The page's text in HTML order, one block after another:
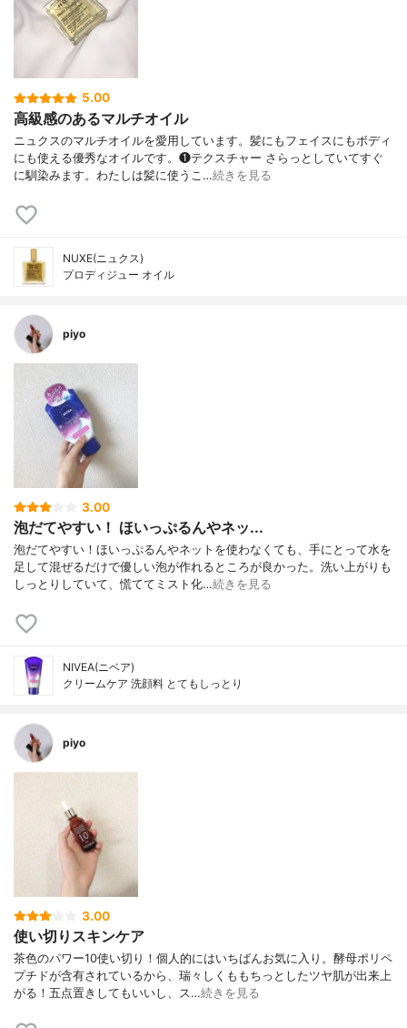
5.00
高級感のあるマルチオイル
ニュクスのマルチオイルを愛用しています。髪にもフェイスにもボディ
にも使える優秀なオイルです。❶テクスチャー さらっとしていてすぐ
に馴染みます。わたしは髪に使うこ…続きを見る
NUXE(ニュクス)
プロディジュー オイル
piyo
3.00
泡だてやすい！ ほいっぷるんやネッ...
泡だてやすい！ほいっぷるんやネットを使わなくても、手にとって水を
足して混ぜるだけで優しい泡が作れるところが良かった。洗い上がりも
しっとりしていて、慌ててミスト化…続きを見る
NIVEA(ニベア)
クリームケア 洗顔料 とてもしっとり
piyo
3.00
使い切りスキンケア
茶色のパワー10使い切り！個人的にはいちばんお気に入り。酵母ポリペ
プチドが含有されているから、瑞々しくももちっとしたツヤ肌が出来上
がる！五点置きしてもいいし、ス…続きを見る